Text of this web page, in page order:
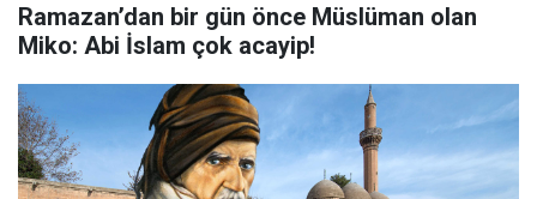
Ramazan’dan bir gün önce Müslüman olan
Miko: Abi İslam çok acayip!